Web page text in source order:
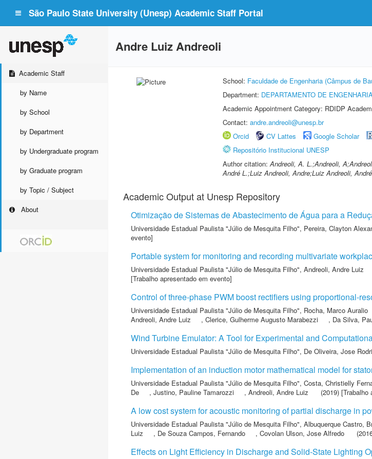
São Paulo State University (Unesp) Academic Staff Portal
Academic Staff
by Name
by School
by Department
by Undergraduate program
by Graduate program
by Topic / Subject
About
Andre Luiz Andreoli
School: Faculdade de Engenharia (Câmpus de
Department: DEPARTAMENTO DE
Academic Appointment Category: RDIDP
Contact: andre.andreoli@unesp.br
Orcid
CV Lattes Google Scholar
Repositório Institucional UNESP
Author citation:Andreoli, A. L.;Andreoli,
André L.;Luiz Andreoli, Andre;Luiz Andreoli, André
Academic Output at Unesp Repository
Otimização de Sistemas de Abastecimento de Água para a
Universidade Estadual Paulista "Júlio de Mesquita Filho", Pereira, Clayton
evento]
Portable system for monitoring and recording multivariate
Universidade Estadual Paulista "Júlio de Mesquita Filho", Andreoli, Andre Luiz
[Trabalho apresentado em evento]
Control of three-phase PWM boost rectifiers using proportional-
Universidade Estadual Paulista "Júlio de Mesquita Filho", Rocha, Marco Auralio
Andreoli, Andre Luiz
, Clerice, Gulherme Augusto Marabezzi , Da Silva,
Wind Turbine Emulator: A Tool for Experimental and
Universidade Estadual Paulista "Júlio de Mesquita Filho", De Oliveira, Jose
Implementation of an induction motor mathematical model for
Universidade Estadual Paulista "Júlio de Mesquita Filho", Costa, Christielly
De
, Justino, Pauline Tamarozzi , Andreoli, Andre Luiz (2019)
A low cost system for acoustic monitoring of partial discharge in
Universidade Estadual Paulista "Júlio de Mesquita Filho", Albuquerque Castro,
Luiz
, De Souza Campos, Fernando , Covolan Ulson, Jose Alfredo
Effects on Light Efficiency in Discharge and Solid-State Lighting